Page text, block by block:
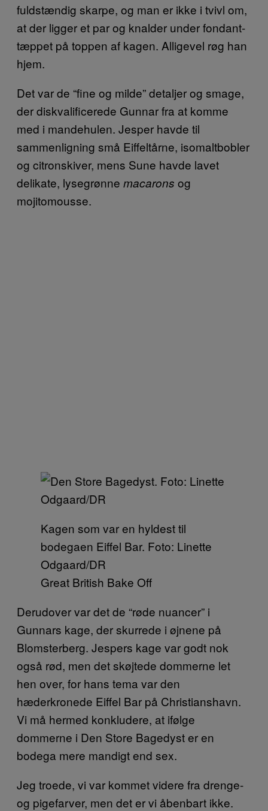
fuldstændig skarpe, og man er ikke i tvivl om,
at der ligger et par og knalder under fondant-
tæppet på toppen af kagen. Alligevel røg han
hjem.
Det var de “fine og milde” detaljer og smage,
der diskvalificerede Gunnar fra at komme
med i mandehulen. Jesper havde til
sammenligning små Eiffeltårne, isomaltbobler
og citronskiver, mens Sune havde lavet
delikate, lysegrønne macarons og
mojitomousse.
Kagen som var en hyldest til
bodegaen Eiffel Bar. Foto: Linette
Odgaard/DR
Great British Bake Off
Derudover var det de “røde nuancer” i
Gunnars kage, der skurrede i øjnene på
Blomsterberg. Jespers kage var godt nok
også rød, men det skøjtede dommerne let
hen over, for hans tema var den
hæderkronede Eiffel Bar på Christianshavn.
Vi må hermed konkludere, at ifølge
dommerne i Den Store Bagedyst er en
bodega mere mandigt end sex.
Jeg troede, vi var kommet videre fra drenge-
og pigefarver, men det er vi åbenbart ikke.